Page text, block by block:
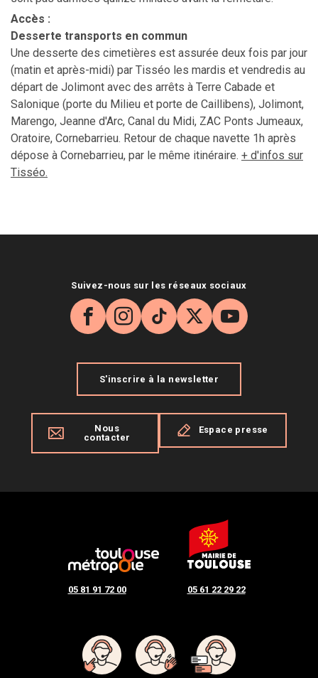
Accès :
Desserte transports en commun
Une desserte des cimetières est assurée deux fois par jour
(matin et après-midi) par Tisséo les mardis et vendredis au
départ de Jolimont avec des arrêts à Terre Cabade et
Salonique (porte du Milieu et porte de Caillibens), Jolimont,
Marengo, Jeanne d'Arc, Canal du Midi, ZAC Ponts Jumeaux,
Oratoire, Cornebarrieu. Retour de chaque navette 1h après
dépose à Cornebarrieu, par le même itinéraire. + d'infos sur
Tisséo.
05 81 91 72 00 05 61 22 29 22
Suivez-nous sur les réseaux sociaux
Facebook
Instagram
TikTok
X YouTube
S'inscrire à la newsletter
Nous
contacter
Espace presse